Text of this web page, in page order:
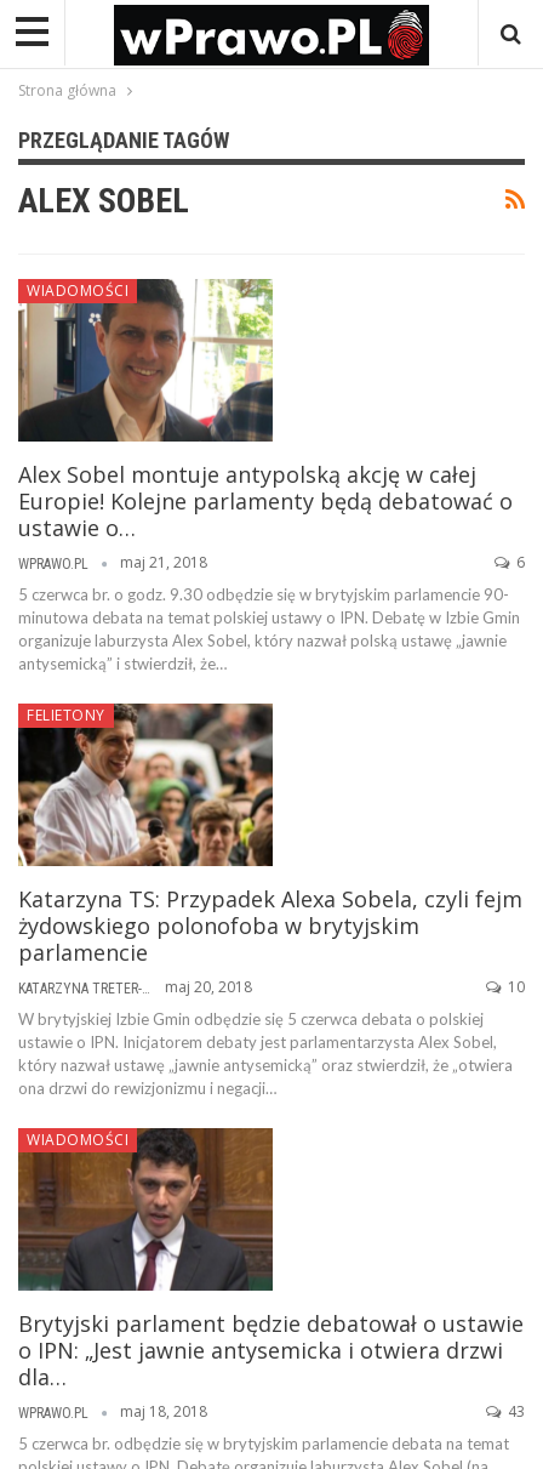
Strona główna
PRZEGLĄDANIE TAGÓW
ALEX SOBEL
WIADOMOŚCI
Alex Sobel montuje antypolską akcję w całej
Europie! Kolejne parlamenty będą debatować o
ustawie o…
WPRAWO.PL maj 21, 2018 6
5 czerwca br. o godz. 9.30 odbędzie się w brytyjskim parlamencie 90-
minutowa debata na temat polskiej ustawy o IPN. Debatę w Izbie Gmin
organizuje laburzysta Alex Sobel, który nazwał polską ustawę „jawnie
antysemicką” i stwierdził, że…
FELIETONY
Katarzyna TS: Przypadek Alexa Sobela, czyli fejm
żydowskiego polonofoba w brytyjskim
parlamencie
KATARZYNA TRETER-SIERPIŃSKA maj 20, 2018 10
W brytyjskiej Izbie Gmin odbędzie się 5 czerwca debata o polskiej
ustawie o IPN. Inicjatorem debaty jest parlamentarzysta Alex Sobel,
który nazwał ustawę „jawnie antysemicką” oraz stwierdził, że „otwiera
ona drzwi do rewizjonizmu i negacji…
WIADOMOŚCI
Brytyjski parlament będzie debatował o ustawie
o IPN: „Jest jawnie antysemicka i otwiera drzwi
dla…
WPRAWO.PL maj 18, 2018 43
5 czerwca br. odbędzie się w brytyjskim parlamencie debata na temat